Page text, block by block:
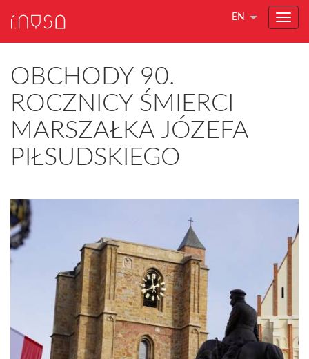
EN
OBCHODY 90.
ROCZNICY ŚMIERCI
MARSZAŁKA JÓZEFA
PIŁSUDSKIEGO